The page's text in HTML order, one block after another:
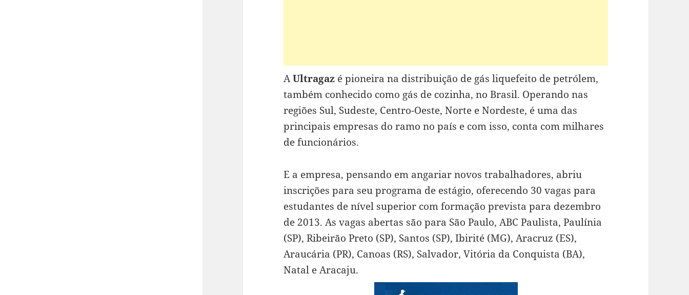
AUltragaz é pioneira na distribuição de gás liquefeito de petrólem,
também conhecido como gás de cozinha, no Brasil. Operando nas
regiões Sul, Sudeste, Centro-Oeste, Norte e Nordeste, é uma das
principais empresas do ramo no país e com isso, conta com milhares
de funcionários.
E a empresa, pensando em angariar novos trabalhadores, abriu
inscrições para seu programa de estágio, oferecendo 30 vagas para
estudantes de nível superior com formação prevista para dezembro
de 2013. As vagas abertas são para São Paulo, ABC Paulista, Paulínia
(SP), Ribeirão Preto (SP), Santos (SP), Ibirité (MG), Aracruz (ES),
Araucária (PR), Canoas (RS), Salvador, Vitória da Conquista (BA),
Natal e Aracaju.